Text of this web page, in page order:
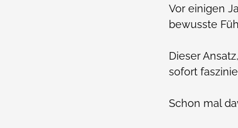
Vor einigen
bewusste
Dieser
sofort
Schon mal